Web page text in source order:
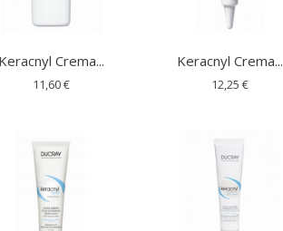
Keracnyl Crema...
11,60 €
Keracnyl Crema...
12,25 €